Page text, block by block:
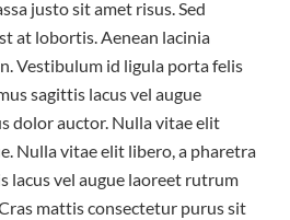
justo sit amet risus. Sed
at lobortis. Aenean lacinia
Vestibulum id ligula porta felis
sagittis lacus vel augue
dolor auctor. Nulla vitae elit
Nulla vitae elit libero, a pharetra
lacus vel augue laoreet rutrum
mattis consectetur purus sit